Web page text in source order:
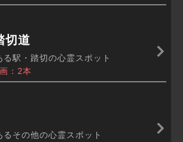
切道
駅・踏切の心霊スポット
：2本
その他の心霊スポット